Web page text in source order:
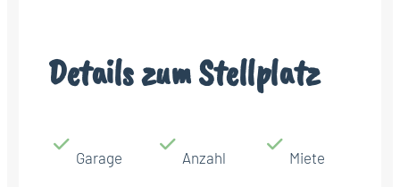
Details zum Stellplatz
Garage Anzahl Miete